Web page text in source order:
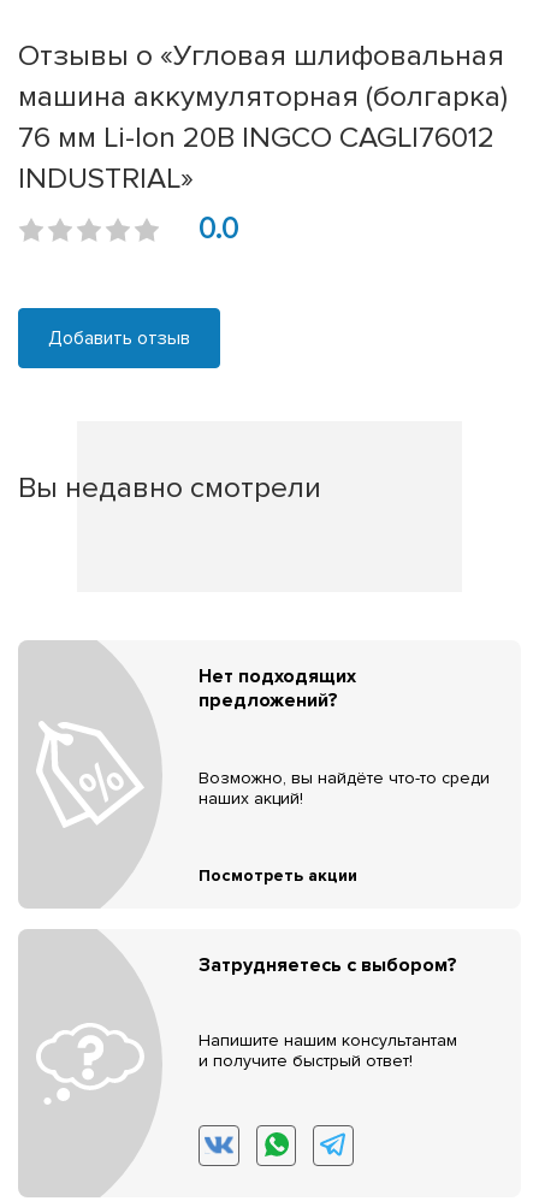
Отзывы о «Угловая шлифовальная
машина аккумуляторная (болгарка)
76 мм Li-Ion 20В INGCO CAGLI76012
INDUSTRIAL»
0.0
Добавить отзыв
Вы недавно смотрели
Нет подходящих
предложений?
Возможно, вы найдёте что-то среди
наших акций!
Посмотреть акции
Затрудняетесь с выбором?
Напишите нашим консультантам
и получите быстрый ответ!